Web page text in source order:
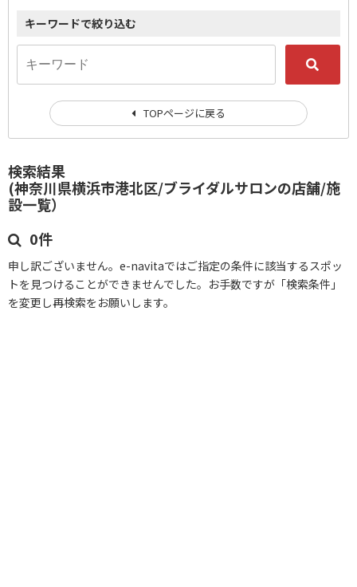
検索結果
(神奈川県横浜市港北区/ブライダルサロンの店舗/施
設一覧）
0件
申し訳ございません。e-navitaではご指定の条件に該当するスポッ
トを見つけることができませんでした。お手数ですが「検索条件」
を変更し再検索をお願いします。
キーワードで絞り込む
TOPページに戻る